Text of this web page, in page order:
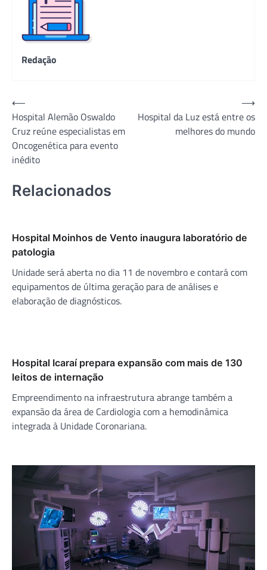
Redação
Navegação
de
Post
⟵
Hospital Alemão Oswaldo
Cruz reúne especialistas em
Oncogenética para evento
inédito
Hospital da Luz está entre os
melhores do mundo
⟶
Relacionados
Hospital Moinhos de Vento inaugura laboratório de
patologia
Unidade será aberta no dia 11 de novembro e contará com
equipamentos de última geração para de análises e
elaboração de diagnósticos.
Hospital Icaraí prepara expansão com mais de 130
leitos de internação
Empreendimento na infraestrutura abrange também a
expansão da área de Cardiologia com a hemodinâmica
integrada à Unidade Coronariana.